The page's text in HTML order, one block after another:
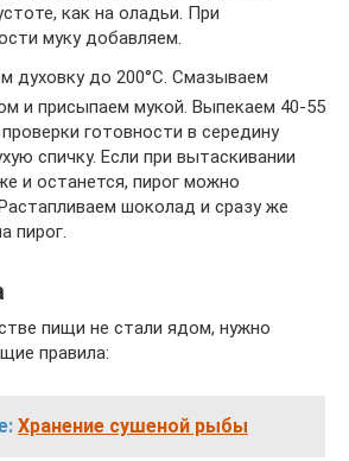
как на оладьи. При
муку добавляем.
духовку до 200°С. Смазываем
и присыпаем мукой. Выпекаем 40-55
готовности в середину
спичку. Если при вытаскивании
и останется, пирог можно
шоколад и сразу же
пирог.
пищи не стали ядом, нужно
правила:
Хранение сушеной рыбы